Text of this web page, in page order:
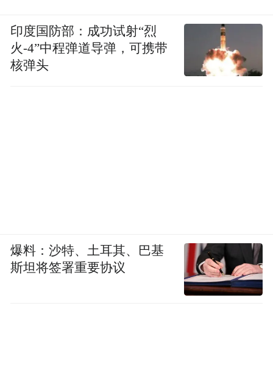
印度国防部：成功试射“烈
火-4”中程弹道导弹，可携带
核弹头
爆料：沙特、土耳其、巴基
斯坦将签署重要协议